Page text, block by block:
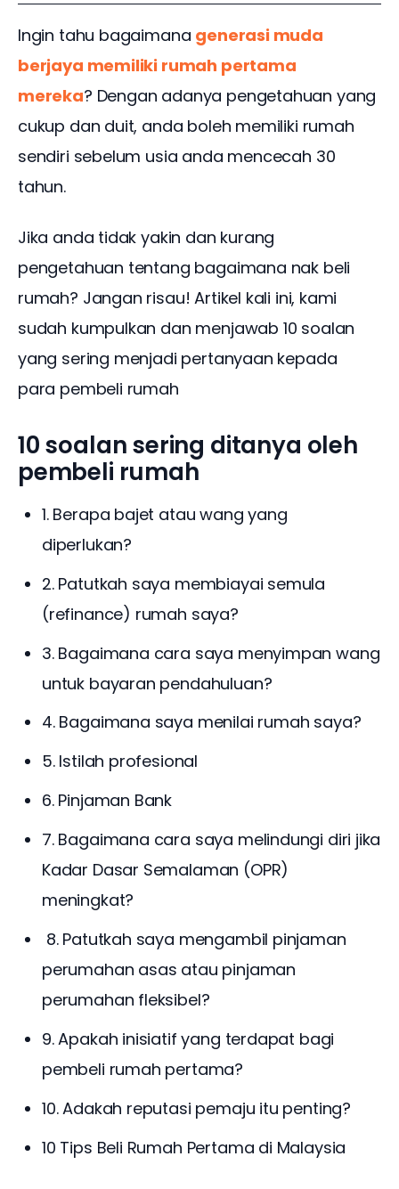
Ingin tahu bagaimana generasi muda
berjaya memiliki rumah pertama
mereka? Dengan adanya pengetahuan yang
cukup dan duit, anda boleh memiliki rumah
sendiri sebelum usia anda mencecah 30
tahun.
Jika anda tidak yakin dan kurang
pengetahuan tentang bagaimana nak beli
rumah? Jangan risau! Artikel kali ini, kami
sudah kumpulkan dan menjawab 10 soalan
yang sering menjadi pertanyaan kepada
para pembeli rumah
10 soalan sering ditanya oleh
pembeli rumah
1. Berapa bajet atau wang yang
diperlukan?
2. Patutkah saya membiayai semula
(refinance) rumah saya?
3. Bagaimana cara saya menyimpan wang
untuk bayaran pendahuluan?
4. Bagaimana saya menilai rumah saya?
5. Istilah profesional
6. Pinjaman Bank
7. Bagaimana cara saya melindungi diri jika
Kadar Dasar Semalaman (OPR)
meningkat?
8. Patutkah saya mengambil pinjaman
perumahan asas atau pinjaman
perumahan fleksibel?
9. Apakah inisiatif yang terdapat bagi
pembeli rumah pertama?
10. Adakah reputasi pemaju itu penting?
10 Tips Beli Rumah Pertama di Malaysia